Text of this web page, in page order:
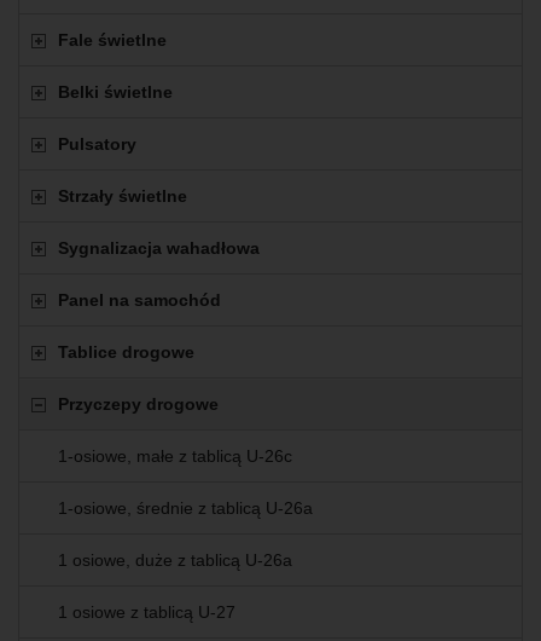
Fale świetlne
Belki świetlne
Pulsatory
Strzały świetlne
Sygnalizacja wahadłowa
Panel na samochód
Tablice drogowe
Przyczepy drogowe
1-osiowe, małe z tablicą U-26c
1-osiowe, średnie z tablicą U-26a
1 osiowe, duże z tablicą U-26a
1 osiowe z tablicą U-27